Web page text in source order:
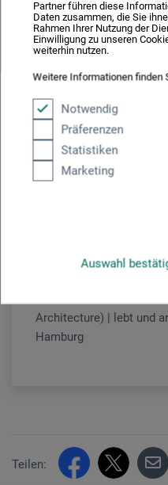
Partner führen diese
Daten zusammen, die Sie
Rahmen Ihrer Nutzung der
Einwilligung zu unseren
weiterhin nutzen.
Weitere Informationen finden
Notwendig
Präferenzen
Statistiken
Marketing
Auswahl
€
Inkl. der Nutzung von
Material bitte
mitbringen oder vor Ort
Urban Sketching
1972
Erzieher, Seemann |
Kommunikationsdesign
selbständig als
Architecture) | lebt und
Hamburg
Teilen: